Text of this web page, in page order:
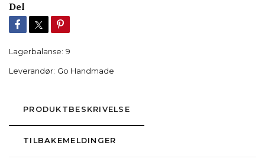
Del
Lagerbalanse: 9
Leverandør: Go Handmade
PRODUKTBESKRIVELSE
TILBAKEMELDINGER